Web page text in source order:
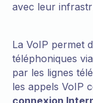
avec leur
La VoIP permet
téléphoniques
par les lignes
les appels VoIP